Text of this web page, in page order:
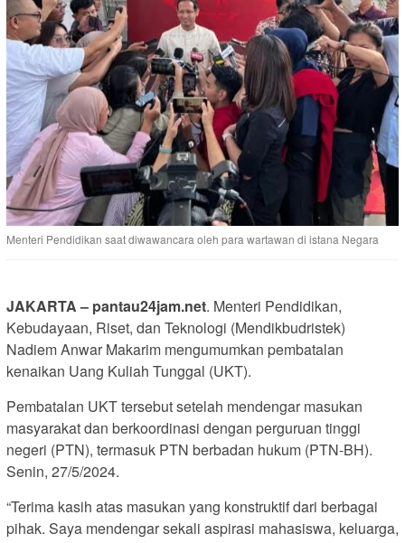
Menteri Pendidikan saat diwawancara oleh para wartawan di istana Negara
JAKARTA – pantau24jam.net. Menteri Pendidikan,
Kebudayaan, Riset, dan Teknologi (Mendikbudristek)
Nadiem Anwar Makarim mengumumkan pembatalan
kenaikan Uang Kuliah Tunggal (UKT).
Pembatalan UKT tersebut setelah mendengar masukan
masyarakat dan berkoordinasi dengan perguruan tinggi
negeri (PTN), termasuk PTN berbadan hukum (PTN-BH).
Senin, 27/5/2024.
“Terima kasih atas masukan yang konstruktif dari berbagai
pihak. Saya mendengar sekali aspirasi mahasiswa, keluarga,